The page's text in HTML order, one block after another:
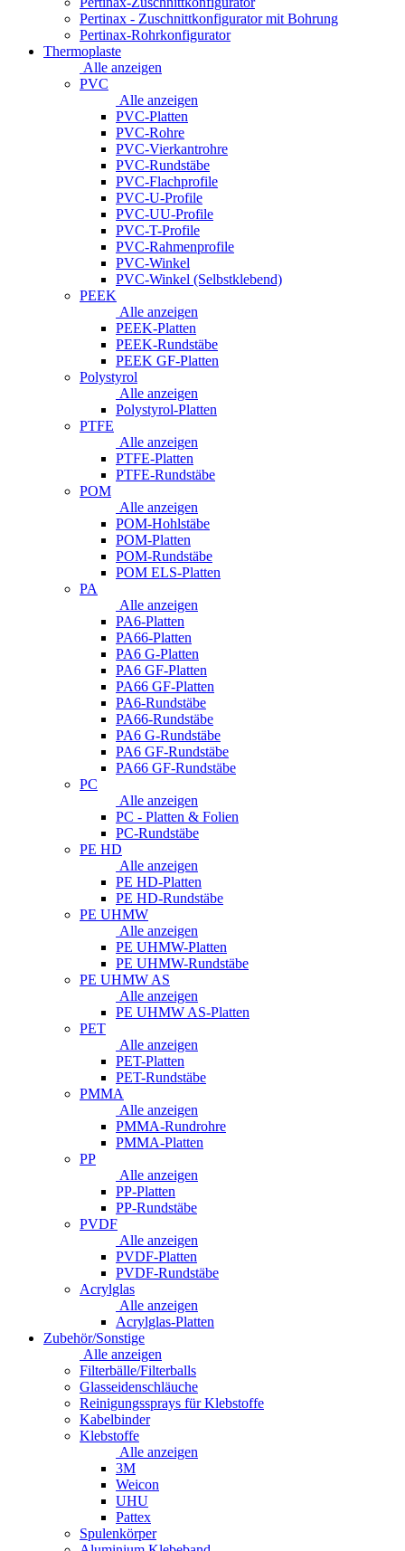
Pertinax - Zuschnittkonfigurator mit Bohrung
Pertinax-Rohrkonfigurator
Thermoplaste
Alle anzeigen
PVC
Alle anzeigen
PVC-Platten
PVC-Rohre
PVC-Vierkantrohre
PVC-Rundstäbe
PVC-Flachprofile
PVC-U-Profile
PVC-UU-Profile
PVC-T-Profile
PVC-Rahmenprofile
PVC-Winkel
PVC-Winkel (Selbstklebend)
PEEK
Alle anzeigen
PEEK-Platten
PEEK-Rundstäbe
PEEK GF-Platten
Polystyrol
Alle anzeigen
Polystyrol-Platten
PTFE
Alle anzeigen
PTFE-Platten
PTFE-Rundstäbe
POM
Alle anzeigen
POM-Hohlstäbe
POM-Platten
POM-Rundstäbe
POM ELS-Platten
PA
Alle anzeigen
PA6-Platten
PA66-Platten
PA6 G-Platten
PA6 GF-Platten
PA66 GF-Platten
PA6-Rundstäbe
PA66-Rundstäbe
PA6 G-Rundstäbe
PA6 GF-Rundstäbe
PA66 GF-Rundstäbe
PC
Alle anzeigen
PC - Platten & Folien
PC-Rundstäbe
PE HD
Alle anzeigen
PE HD-Platten
PE HD-Rundstäbe
PE UHMW
Alle anzeigen
PE UHMW-Platten
PE UHMW-Rundstäbe
PE UHMW AS
Alle anzeigen
PE UHMW AS-Platten
PET
Alle anzeigen
PET-Platten
PET-Rundstäbe
PMMA
Alle anzeigen
PMMA-Rundrohre
PMMA-Platten
PP
Alle anzeigen
PP-Platten
PP-Rundstäbe
PVDF
Alle anzeigen
PVDF-Platten
PVDF-Rundstäbe
Acrylglas
Alle anzeigen
Acrylglas-Platten
Zubehör/Sonstige
Alle anzeigen
Filterbälle/Filterballs
Glasseidenschläuche
Reinigungssprays für Klebstoffe
Kabelbinder
Klebstoffe
Alle anzeigen
3M
Weicon
UHU
Pattex
Spulenkörper